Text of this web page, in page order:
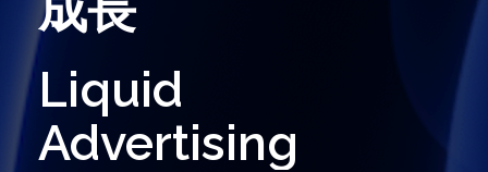
Liquid
Advertising